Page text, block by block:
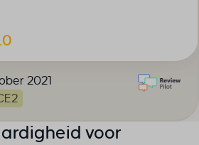
2021
voor